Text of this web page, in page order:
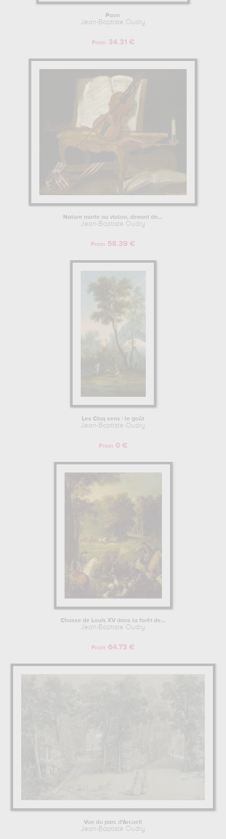
Paon
Jean-Baptiste Oudry
From 34.31 €
Nature morte au violon, devant de...
Jean-Baptiste Oudry
From 58.39 €
Les Cinq sens : le goût
Jean-Baptiste Oudry
From 0 €
Chasse de Louis XV dans la forêt de...
Jean-Baptiste Oudry
From 64.73 €
Vue du parc d'Arcueil
Jean-Baptiste Oudry